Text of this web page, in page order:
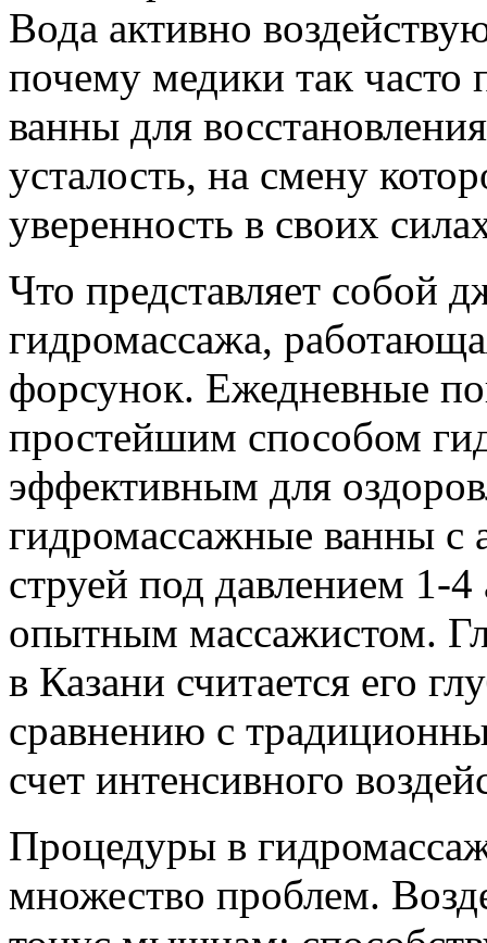
Вода активно
почему медики так
ванны для
усталость, на смену
уверенность в своих
Что представляет собой
гидромассажа,
форсунок. Ежедневные
простейшим способом
эффективным для
гидромассажные ванны с
струей под давлением 1-
опытным массажистом.
в Казани считается его
сравнению с
счет интенсивного
Процедуры в
множество проблем.